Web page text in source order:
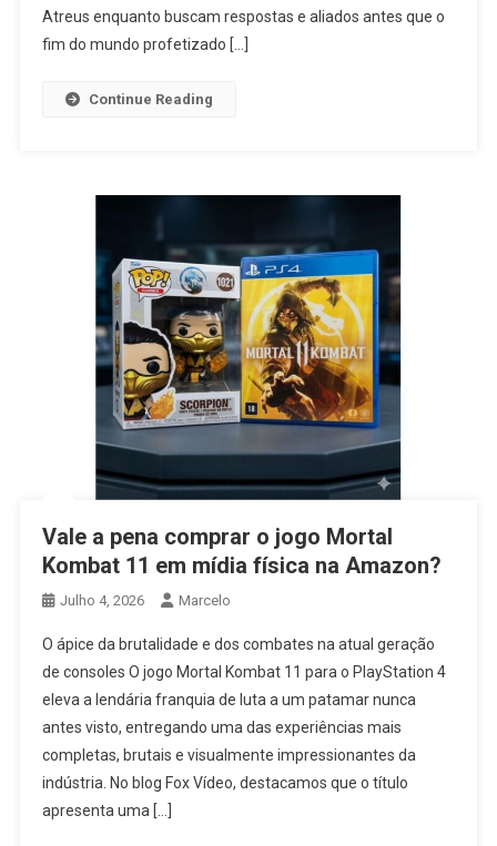
Atreus enquanto buscam respostas e aliados antes que o
fim do mundo profetizado […]
Continue Reading
Vale a pena comprar o jogo Mortal
Kombat 11 em mídia física na Amazon?
Julho 4, 2026 Marcelo
O ápice da brutalidade e dos combates na atual geração
de consoles O jogo Mortal Kombat 11 para o PlayStation 4
eleva a lendária franquia de luta a um patamar nunca
antes visto, entregando uma das experiências mais
completas, brutais e visualmente impressionantes da
indústria. No blog Fox Vídeo, destacamos que o título
apresenta uma […]